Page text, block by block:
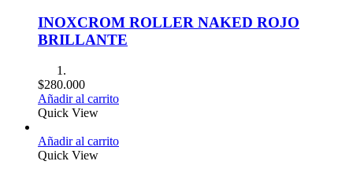
INOXCROM ROLLER NAKED ROJO
BRILLANTE
$280.000
Añadir al carrito
Quick View
Añadir al carrito
Quick View